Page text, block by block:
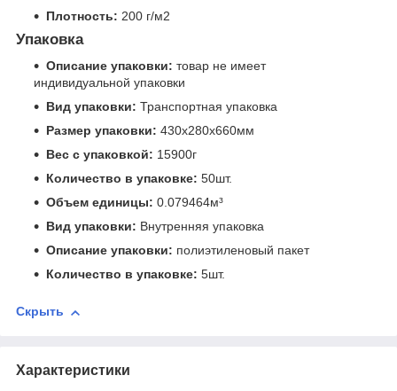
Плотность: 200 г/м2
Упаковка
Описание упаковки: товар не имеет
индивидуальной упаковки
Вид упаковки: Транспортная упаковка
Размер упаковки: 430x280x660мм
Вес с упаковкой: 15900г
Количество в упаковке: 50шт.
Объем единицы: 0.079464м³
Вид упаковки: Внутренняя упаковка
Описание упаковки: полиэтиленовый пакет
Количество в упаковке: 5шт.
Скрыть
Характеристики